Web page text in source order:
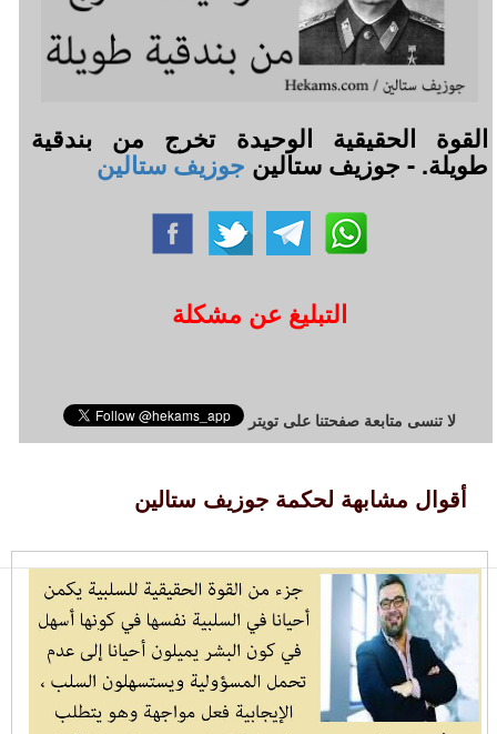
القوة الحقيقية الوحيدة تخرج من بندقية
طويلة. - جوزيف ستالين جوزيف ستالين
التبليغ عن مشكلة
لا تنسى متابعة صفحتنا على تويتر
أقوال مشابهة لحكمة جوزيف ستالين